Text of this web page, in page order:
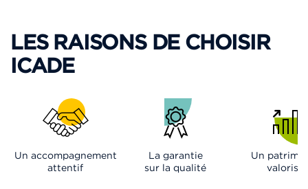
LES RAISONS DE CHOISIR
ICADE
Un accompagnement
attentif
La garantie
sur la qualité
Un
valorisé